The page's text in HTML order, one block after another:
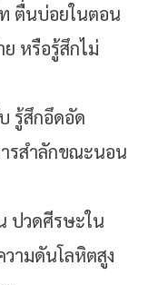
ตื่นบ่อยในตอน
หรือรู้สึกไม่
รู้สึกอึดอัด
รสำลักขณะนอน
ปวดศีรษะใน
ามดันโลหิตสูง